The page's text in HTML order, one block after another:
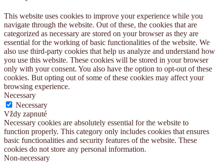
This website uses cookies to improve your experience while you
navigate through the website. Out of these, the cookies that are
categorized as necessary are stored on your browser as they are
essential for the working of basic functionalities of the website. We
also use third-party cookies that help us analyze and understand how
you use this website. These cookies will be stored in your browser
only with your consent. You also have the option to opt-out of these
cookies. But opting out of some of these cookies may affect your
browsing experience.
Necessary
Necessary
Vždy zapnuté
Necessary cookies are absolutely essential for the website to
function properly. This category only includes cookies that ensures
basic functionalities and security features of the website. These
cookies do not store any personal information.
Non-necessary